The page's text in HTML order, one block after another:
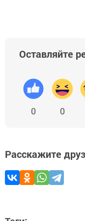
Оставляйте
0 0
Расскажите